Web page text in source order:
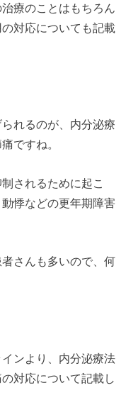
療のことはもちろん
対応についても記載
れるのが、内分泌療
ですね。
されるために起こ
悸などの更年期障害
さんも多いので、何
ンより、内分泌療法
対応について記載し